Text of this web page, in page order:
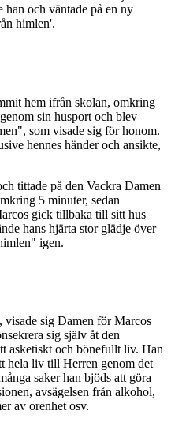
och väntade på en ny
himlen'.
hem ifrån skolan, omkring
sin husport och blev
som visade sig för honom.
hennes händer och ansikte,
tittade på den Vackra Damen
5 minuter, sedan
gick tillbaka till sitt hus
hans hjärta stor glädje över
igen.
visade sig Damen för Marcos
sig själv åt den
asketiskt och bönefullt liv. Han
hela liv till Herren genom det
saker han bjöds att göra
avsägelsen från alkohol,
av orenhet osv.